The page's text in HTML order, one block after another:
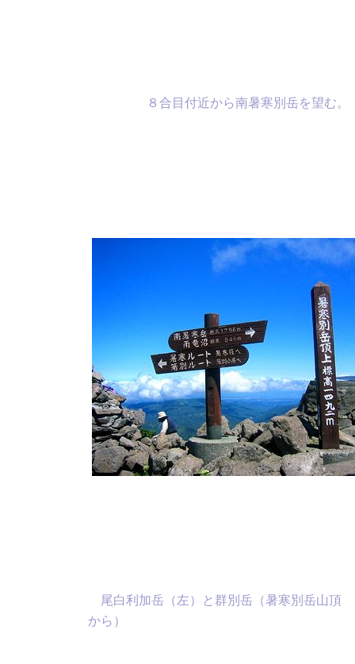
８合目付近から南暑寒別岳を望む。
尾白利加岳（左）と群別岳（暑寒別岳山頂
から）